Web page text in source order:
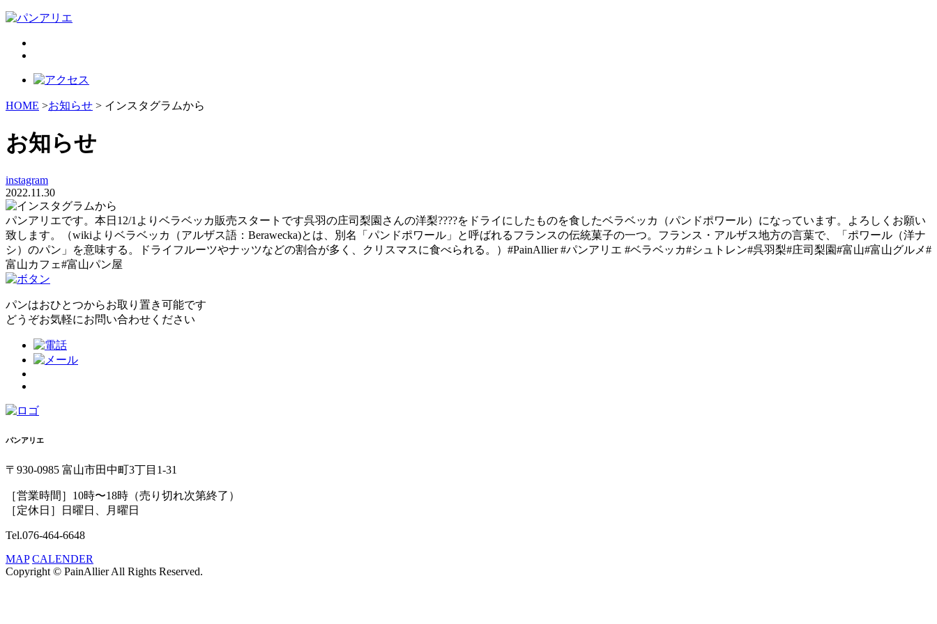
HOME >お知らせ > インスタグラムから
お知らせ
instagram
2022.11.30
パンアリエです。本日12/1よりベラベッカ販売スタートです️呉羽の庄司梨園さんの洋梨????をドライにしたものを食したベラベッカ（パンドポワール）になっています。よろしくお願い
致します。（wikiよりベラベッカ（アルザス語：Berawecka)とは、別名「パンドポワール」と呼ばれるフランスの伝統菓子の一つ。フランス・アルザス地方の言葉で、「ポワール（洋ナ
シ）のパン」を意味する。ドライフルーツやナッツなどの割合が多く、クリスマスに食べられる。）#PainAllier #パンアリエ #ベラベッカ#シュトレン#呉羽梨#庄司梨園#富山#富山グルメ#
富山カフェ#富山パン屋
パンはおひとつからお取り置き可能です
どうぞお気軽にお問い合わせください
パンアリエ
〒930-0985 富山市田中町3丁目1-31
［営業時間］10時〜18時（売り切れ次第終了）
［定休日］日曜日、月曜日
Tel.076-464-6648
MAP CALENDER
Copyright © PainAllier All Rights Reserved.